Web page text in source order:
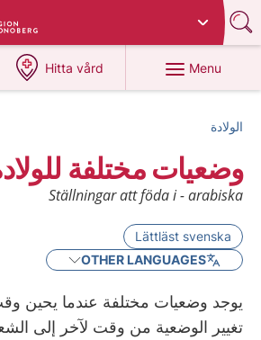
Hitta vård
at 1177.se
Menu
الولادة
وضعيات مختلفة
Ställningar att föda i - arabiska
Lättläst svenska
OTHER LANGUAGES
يوجد وضعيات مختلفة عندما يحين
تغيير الوضعية من وقت لآخر إلى